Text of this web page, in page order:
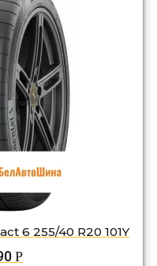
6 255/40 R20 101Y
Р